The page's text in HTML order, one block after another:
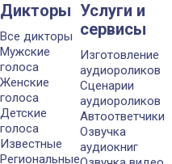
Дикторы
Все дикторы
Мужские
голоса
Женские
голоса
Детские
голоса
Известные
Региональные
Услуги и
сервисы
Изготовление
аудиороликов
Сценарии
аудиороликов
Автоответчики
Озвучка
аудиокниг